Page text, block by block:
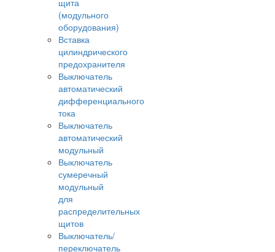
щита
(модульного
оборудования)
Вставка
цилиндрического
предохранителя
Выключатель
автоматический
дифференциального
тока
Выключатель
автоматический
модульный
Выключатель
сумеречный
модульный
для
распределительных
щитов
Выключатель/
переключатель